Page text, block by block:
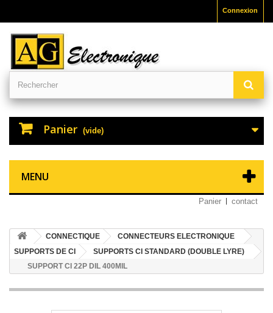
Connexion
Panier (vide)
MENU
Panier contact
CONNECTIQUE
CONNECTEURS ELECTRONIQUE
SUPPORTS DE CI
SUPPORTS CI STANDARD (DOUBLE LYRE)
SUPPORT CI 22P DIL 400MIL